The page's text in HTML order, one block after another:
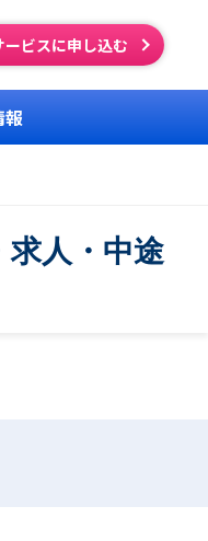
ビスに申し込む
報
求人・中途